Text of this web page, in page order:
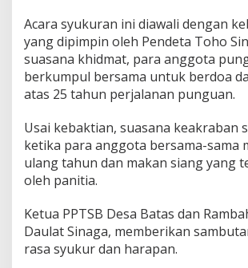
Acara syukuran ini diawali dengan
yang dipimpin oleh Pendeta Toho
suasana khidmat, para anggota
berkumpul bersama untuk berdoa
atas 25 tahun perjalanan punguan.
Usai kebaktian, suasana keakraban
ketika para anggota bersama-sama
ulang tahun dan makan siang yang
oleh panitia.
Ketua PPTSB Desa Batas dan
Daulat Sinaga, memberikan
rasa syukur dan harapan.